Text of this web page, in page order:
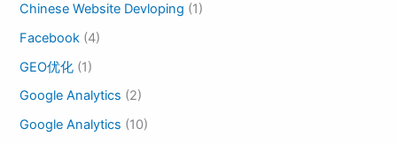
Chinese Website Devloping (1)
Facebook (4)
GEO优化 (1)
Google Analytics (2)
Google Analytics (10)